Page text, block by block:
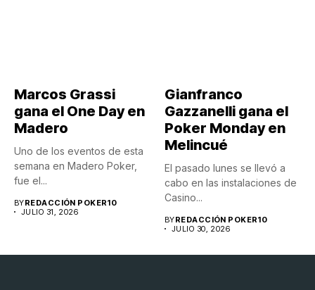
Marcos Grassi
gana el One Day en
Madero
Uno de los eventos de esta
semana en Madero Poker,
fue el...
BYREDACCIÓN POKER10
JULIO 31, 2026
Gianfranco
Gazzanelli gana el
Poker Monday en
Melincué
El pasado lunes se llevó a
cabo en las instalaciones de
Casino...
BYREDACCIÓN POKER10
JULIO 30, 2026